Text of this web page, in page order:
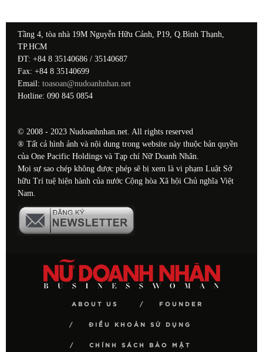
Tầng 4, tòa nhà 19M Nguyễn Hữu Cảnh, P19, Q.Bình Thạnh,
TP.HCM
ĐT: +84 8 35140686 / 35140687
Fax: +84 8 35140699
Email: toasoan@nudoanhnhan.net
Hotline: 090 845 0854
© 2008 - 2023 Nudoanhnhan.net. All rights reserved
® Tất cả hình ảnh và nội dung trong website này thuộc bản quyền
của One Pacific Holdings và Tạp chí Nữ Doanh Nhân.
Mọi sự sao chép không được phép sẽ bị xem là vi phạm Luật Sở
hữu Trí tuệ hiện hành của nước Cộng hòa Xã hội Chủ nghĩa Việt
Nam.
ABOUT US FOUNDER
ĐIỀU KHOẢN SỬ DỤNG
CHÍNH SÁCH BẢO MẬT